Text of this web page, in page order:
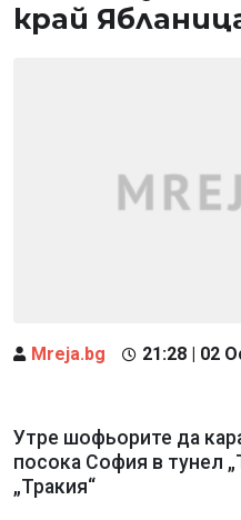
край
Mreja.bg 21:28 | 02
Утре шофьорите да
посока София в тунел
„Тракия“